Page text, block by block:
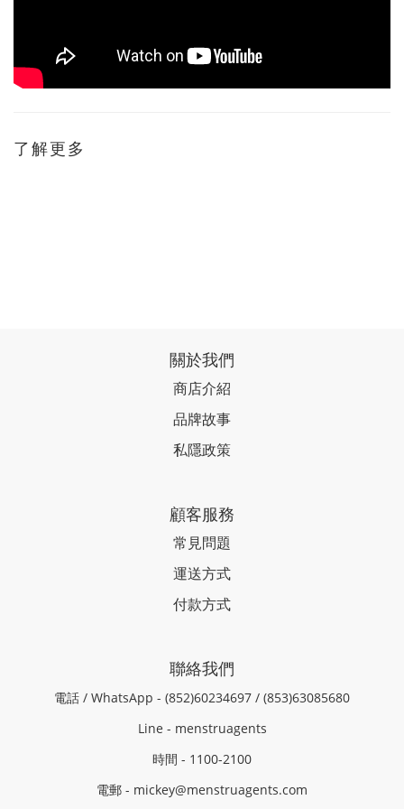
了解更多
關於我們
商店介紹
品牌故事
私隱政策
顧客服務
常見問題
運送方式
付款方式
聯絡我們
電話 / WhatsApp - (852)60234697 / (853)63085680
Line - menstruagents
時間 - 1100-2100
電郵 - mickey@menstruagents.com